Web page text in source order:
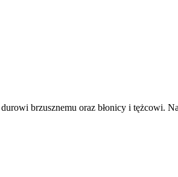
brzusznemu oraz błonicy i tężcowi.